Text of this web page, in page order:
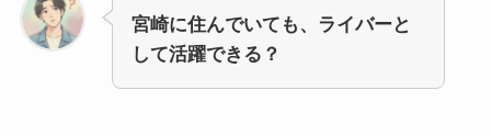
宮崎に住んでいても、ライバーと
して活躍できる？